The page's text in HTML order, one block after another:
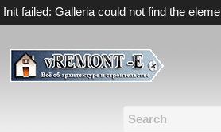
Содержание
Init failed: Galleria could not find the